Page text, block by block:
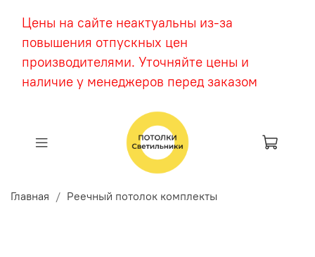
Цены на сайте неактуальны из-за
повышения отпускных цен
производителями. Уточняйте цены и
наличие у менеджеров перед заказом
Главная Реечный потолок комплекты